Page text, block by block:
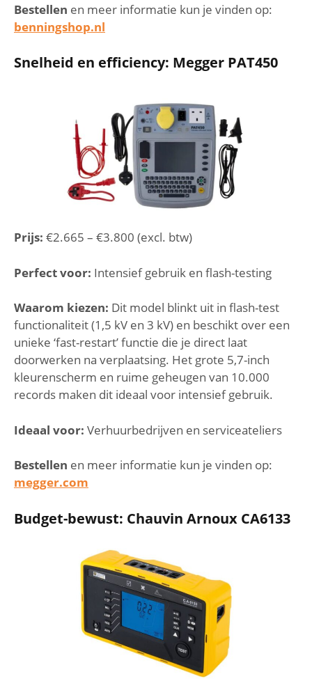
Bestellen en meer informatie kun je vinden op:
benningshop.nl
Snelheid en efficiency: Megger PAT450
Prijs: €2.665 – €3.800 (excl. btw)
Perfect voor: Intensief gebruik en flash-testing
Waarom kiezen: Dit model blinkt uit in flash-test
functionaliteit (1,5 kV en 3 kV) en beschikt over een
unieke ‘fast-restart’ functie die je direct laat
doorwerken na verplaatsing. Het grote 5,7-inch
kleurenscherm en ruime geheugen van 10.000
records maken dit ideaal voor intensief gebruik.
Ideaal voor: Verhuurbedrijven en serviceateliers
Bestellen en meer informatie kun je vinden op:
megger.com
Budget-bewust: Chauvin Arnoux CA6133